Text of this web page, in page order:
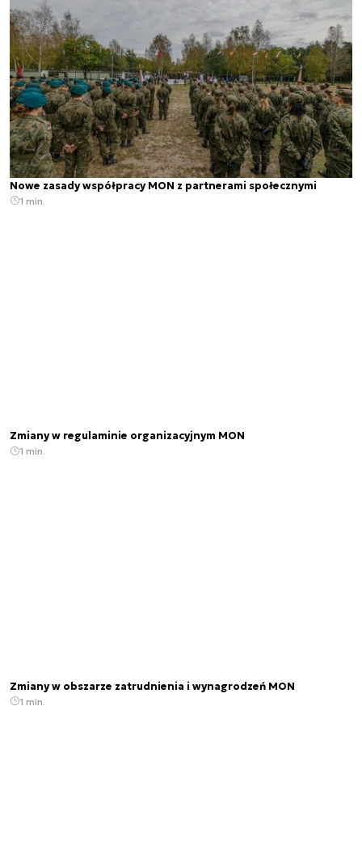
Nowe zasady współpracy MON z partnerami społecznymi
1 min.
Zmiany w regulaminie organizacyjnym MON
1 min.
Zmiany w obszarze zatrudnienia i wynagrodzeń MON
1 min.